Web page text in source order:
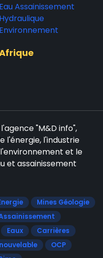
Eau Assainissement
Hydraulique
Environnement
"M&D info",
l'énergie, l'industrie
l'environnement et le
et assainissement
Mines Géologie
Eaux
Carrières
OCP